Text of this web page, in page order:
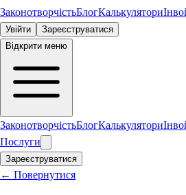
ЗаконотворчістьБлогКалькулятори
Увійти
Зареєструватися
Відкрити меню
ЗаконотворчістьБлогКалькулятори
Послуги
Зареєструватися
← Повернутися